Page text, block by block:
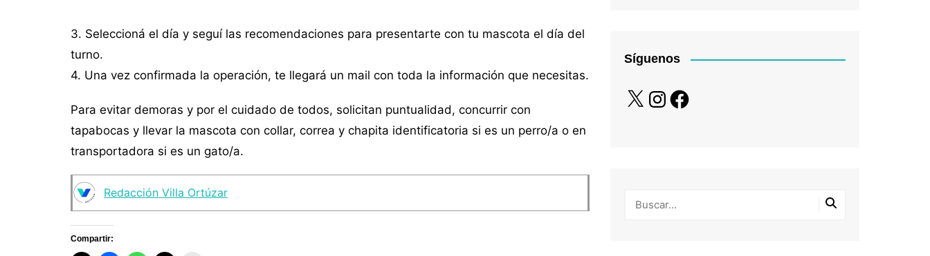
3. Seleccioná el día y seguí las recomendaciones para presentarte con tu mascota el día del
turno.
4. Una vez confirmada la operación, te llegará un mail con toda la información que necesitas.
Para evitar demoras y por el cuidado de todos, solicitan puntualidad, concurrir con
tapabocas y llevar la mascota con collar, correa y chapita identificatoria si es un perro/a o en
transportadora si es un gato/a.
Redacción Villa Ortúzar
Compartir:
Síguenos
X InstagramFacebook